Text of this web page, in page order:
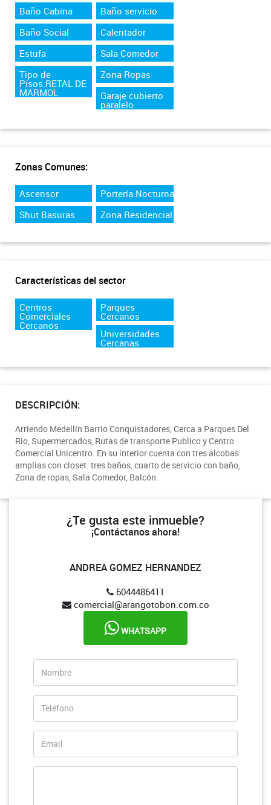
Baño Cabina
Baño servicio
Baño Social
Calentador
Estufa
Sala Comedor
Tipo de
Pisos:RETAL DE
MARMOL
Zona Ropas
Garaje cubierto
paralelo
Zonas Comunes:
Ascensor
Portería:Nocturna
Shut Basuras
Zona Residencial
Características del sector
Centros
Comerciales
Cercanos
Parques
Cercanos
Universidades
Cercanas
DESCRIPCIÓN:
Arriendo Medellín Barrio Conquistadores, Cerca a Parques Del
Rio, Supermercados, Rutas de transporte Publico y Centro
Comercial Unicentro. En su interior cuenta con tres alcobas
amplias con closet. tres baños, cuarto de servicio con baño,
Zona de ropas, Sala Comedor, Balcón.
¿Te gusta este inmueble?
¡Contáctanos ahora!
ANDREA GOMEZ HERNANDEZ
6044486411
comercial@arangotobon.com.co
WHATSAPP